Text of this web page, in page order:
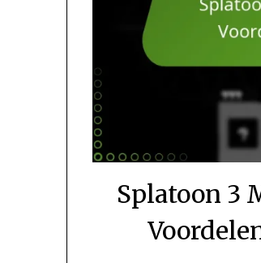
Splatoon 3